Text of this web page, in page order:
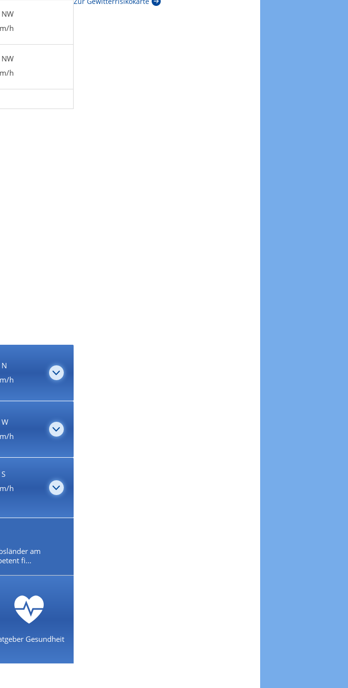
NW
h
NW
h
N
h
h
S
h
am
fi...
Gesundheit